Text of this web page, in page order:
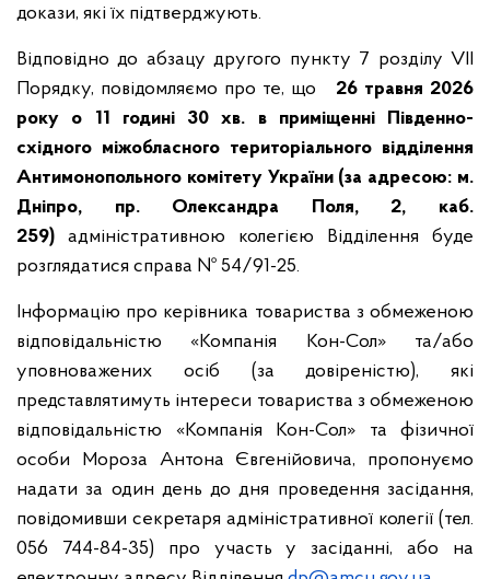
докази, які їх підтверджують.
Відповідно до абзацу другого пункту 7 розділу VІІ
Порядку, повідомляємо про те, що 26 травня 2026
року о 11 годині 30 хв. в приміщенні Південно-
східного міжобласного територіального відділення
Антимонопольного комітету України (за адресою: м.
Дніпро, пр. Олександра Поля, 2, каб.
259) адміністративною колегією Відділення буде
розглядатися справа № 54/91-25.
Інформацію про керівника товариства з обмеженою
відповідальністю «Компанія Кон-Сол» та/або
уповноважених осіб (за довіреністю), які
представлятимуть інтереси товариства з обмеженою
відповідальністю «Компанія Кон-Сол» та фізичної
особи Мороза Антона Євгенійовича, пропонуємо
надати за один день до дня проведення засідання,
повідомивши секретаря адміністративної колегії (тел.
056 744-84-35) про участь у засіданні, або на